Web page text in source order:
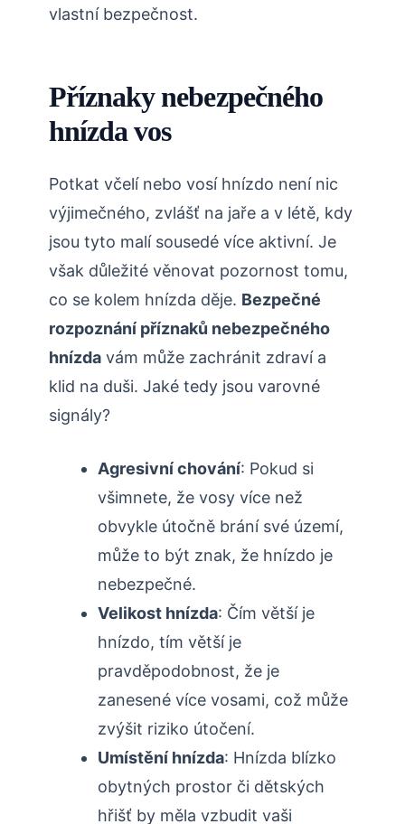
vlastní bezpečnost.
Příznaky ‌nebezpečného
hnízda vos
Potkat včelí nebo vosí hnízdo není nic
výjimečného, zvlášť na jaře⁤ a v létě, kdy
jsou tyto⁢ malí sousedé více aktivní. Je
však důležité věnovat pozornost tomu,
co se kolem hnízda děje. Bezpečné
rozpoznání příznaků nebezpečného
hnízda vám může ⁤zachránit zdraví a
klid na duši. Jaké tedy jsou varovné
signály?
Agresivní‍ chování: Pokud‌ si
všimnete, že vosy​ více než
obvykle útočně⁣ brání své území,
může to být znak, že hnízdo je
nebezpečné.
Velikost hnízda: Čím větší je
hnízdo, tím větší je
pravděpodobnost, že je
zanesené více​ vosami, což může
zvýšit​ riziko útočení.
Umístění hnízda: Hnízda blízko
obytných prostor či dětských
hřišť by měla ‍vzbudit vaši